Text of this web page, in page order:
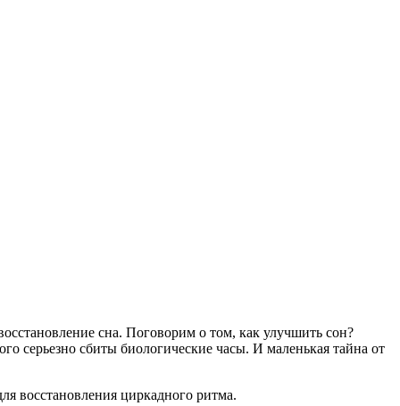
сна. Поговорим о том, как улучшить сон?
серьезно сбиты биологические часы. И маленькая тайна от
восстановления циркадного ритма.